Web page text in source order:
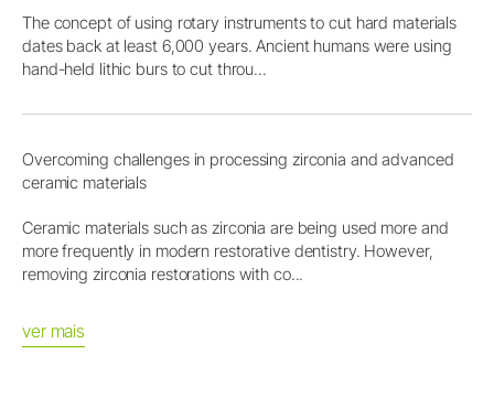
The concept of using rotary instruments to cut hard materials
dates back at least 6,000 years. Ancient humans were using
hand-held lithic burs to cut throu...
Overcoming challenges in processing zirconia and advanced
ceramic materials
Ceramic materials such as zirconia are being used more and
more frequently in modern restorative dentistry. However,
removing zirconia restorations with co...
ver mais